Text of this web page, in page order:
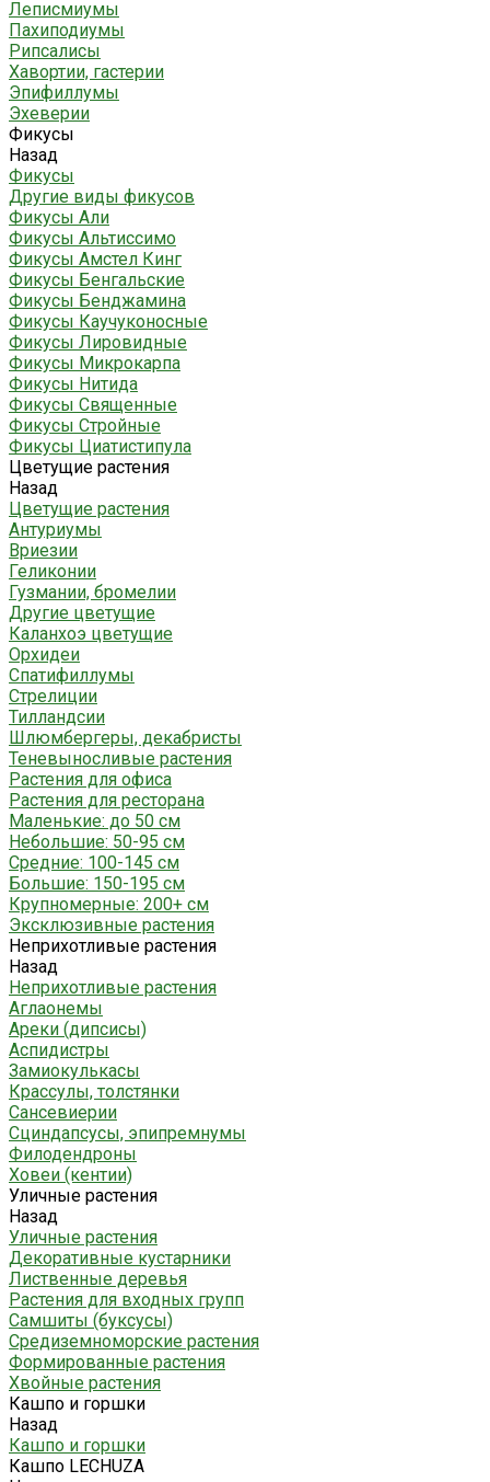
Леписмиумы
Пахиподиумы
Рипсалисы
Хавортии, гастерии
Эпифиллумы
Эхеверии
Фикусы
Назад
Фикусы
Другие виды фикусов
Фикусы Али
Фикусы Альтиссимо
Фикусы Амстел Кинг
Фикусы Бенгальские
Фикусы Бенджамина
Фикусы Каучуконосные
Фикусы Лировидные
Фикусы Микрокарпа
Фикусы Нитида
Фикусы Священные
Фикусы Стройные
Фикусы Циатистипула
Цветущие растения
Назад
Цветущие растения
Антуриумы
Вриезии
Геликонии
Гузмании, бромелии
Другие цветущие
Каланхоэ цветущие
Орхидеи
Спатифиллумы
Стрелиции
Тилландсии
Шлюмбергеры, декабристы
Теневыносливые растения
Растения для офиса
Растения для ресторана
Маленькие: до 50 см
Небольшие: 50-95 см
Средние: 100-145 см
Большие: 150-195 см
Крупномерные: 200+ см
Эксклюзивные растения
Неприхотливые растения
Назад
Неприхотливые растения
Аглаонемы
Ареки (дипсисы)
Аспидистры
Замиокулькасы
Крассулы, толстянки
Сансевиерии
Сциндапсусы, эпипремнумы
Филодендроны
Ховеи (кентии)
Уличные растения
Назад
Уличные растения
Декоративные кустарники
Лиственные деревья
Растения для входных групп
Самшиты (буксусы)
Средиземноморские растения
Формированные растения
Хвойные растения
Кашпо и горшки
Назад
Кашпо и горшки
Кашпо LECHUZA